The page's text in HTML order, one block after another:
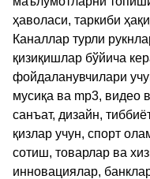
ҳаволаси, таркиби
Каналлар турли
қизиқишлар бўйича
фойдаланувчилари
мусиқа ва mp3, видео
санъат, дизайн,
қизлар учун, спорт
сотиш, товарлар ва
инновациялар,